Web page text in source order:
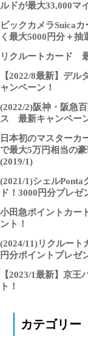
ルドが最大33,000マ
ビックカメラSuica
く最大5000円分＋
リクルートカード
【2022/8最新】デ
ャンペーン！
(2022/2)阪神・阪急
ス 最新キャンペー
日本初のマスター
で最大5万円相当の
(2019/1)
(2021/1)シェル
ド！3000円分プレゼ
小田急ポイントカー
ント！
(2024/11)リクルー
円分ポイントプレゼ
【2023/1最新】京
ト！
カテゴリー